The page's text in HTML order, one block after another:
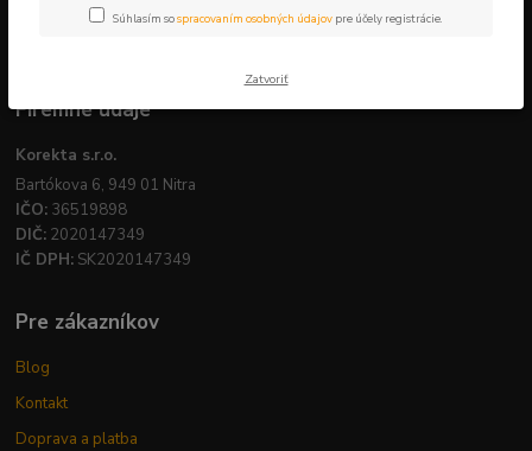
Firemné údaje
Korekta s.r.o.
Bartókova 6, 949 01 Nitra
IČO: 36519898
DIČ: 2020147349
IČ DPH: SK2020147349
Pre zákazníkov
Blog
Kontakt
Doprava a platba
Súhlasím sospracovaním osobných údajov pre účely registrácie.
Zatvoriť